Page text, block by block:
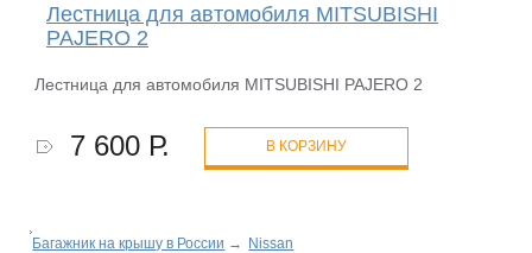
Лестница для автомобиля MITSUBISHI
PAJERO 2
Лестница для автомобиля MITSUBISHI PAJERO 2
7 600 Р. В КОРЗИНУ
Багажник на крышу в России → Nissan